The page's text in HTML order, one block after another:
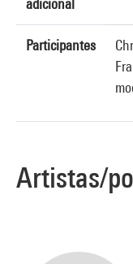
adicional
Participantes
Artistas/